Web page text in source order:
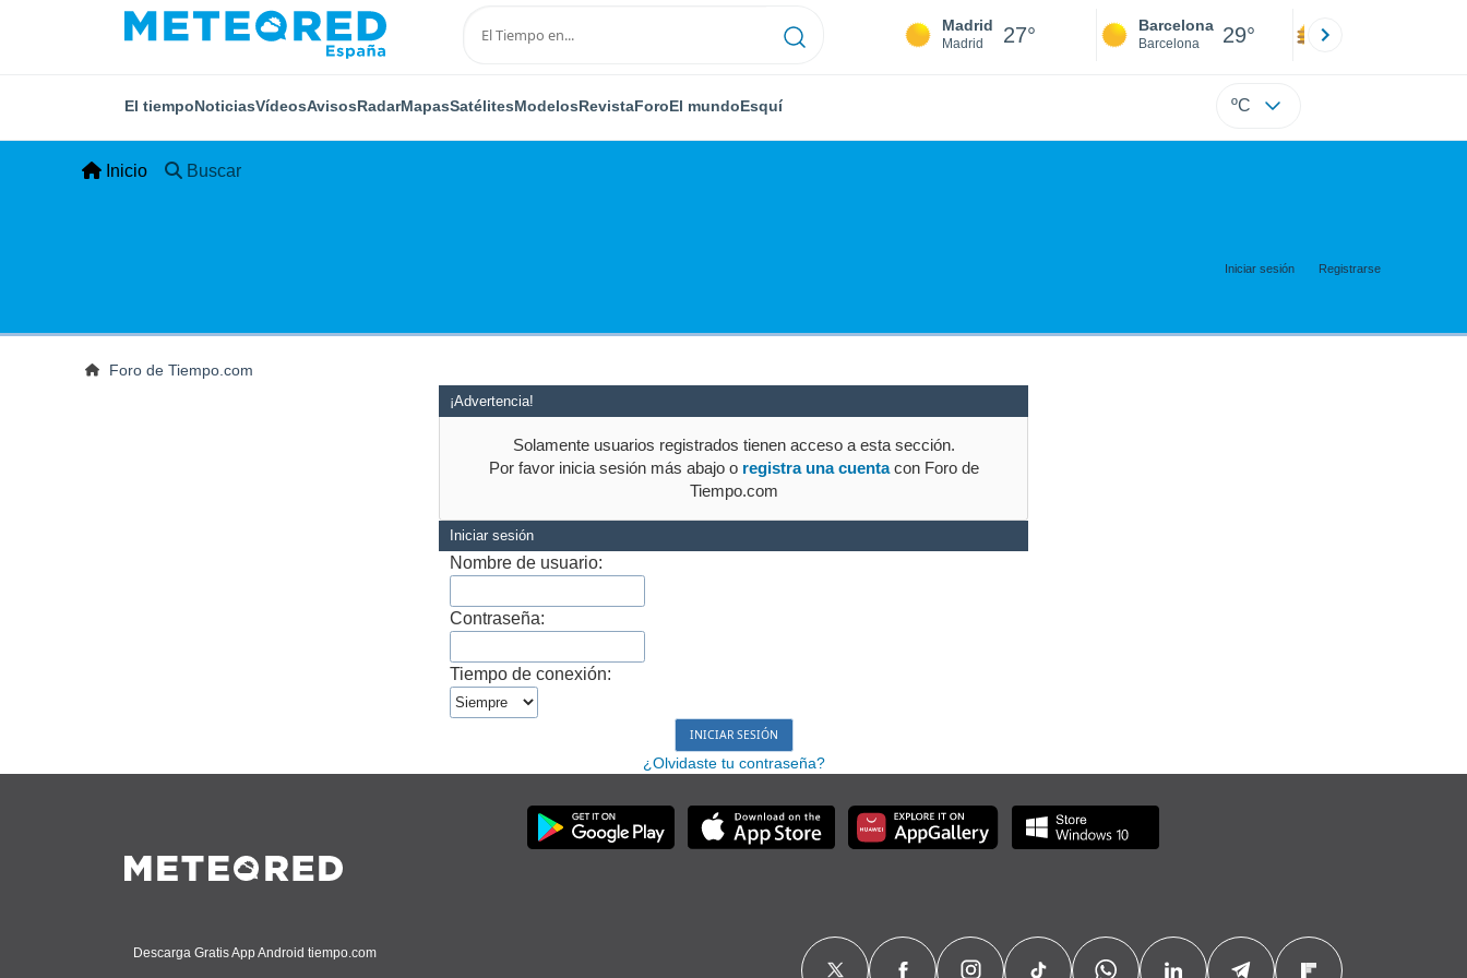
Madrid
Madrid 27° Barcelona
Barcelona 29°
El tiempoNoticiasVídeosAvisosRadarMapasSatélitesModelosRevistaForoEl mundoEsquí ºC
Inicio Buscar
Iniciar sesión Registrarse
Foro de Tiempo.com
¡Advertencia!
Solamente usuarios registrados tienen acceso a esta sección.
Por favor inicia sesión más abajo o registra una cuentacon Foro de
Tiempo.com
Iniciar sesión
Nombre de usuario:
Contraseña:
Tiempo de conexión:
¿Olvidaste tu contraseña?
Descarga Gratis App Android tiempo.com